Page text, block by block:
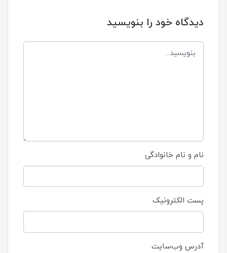
دیدگاه خود را بنویسید
نام و نام خانوادگی
پست الکترونیک
آدرس وب‌سایت